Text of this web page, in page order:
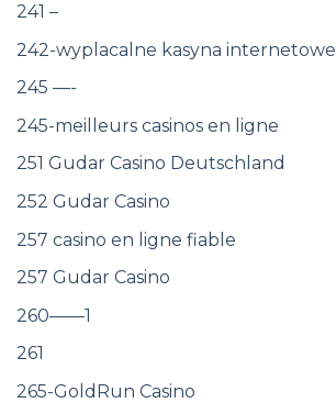
241 –
242-wyplacalne kasyna internetowe
245 —-
245-meilleurs casinos en ligne
251 Gudar Casino Deutschland
252 Gudar Casino
257 casino en ligne fiable
257 Gudar Casino
260——1
261
265-GoldRun Casino